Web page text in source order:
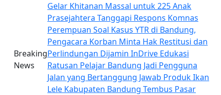
Breaking
News
Gelar Khitanan Massal untuk 225 Anak
Prasejahtera Tanggapi Respons Komnas
Perempuan Soal Kasus YTR di Bandung,
Pengacara Korban Minta Hak Restitusi dan
Perlindungan Dijamin InDrive Edukasi
Ratusan Pelajar Bandung Jadi Pengguna
Jalan yang Bertanggung Jawab Produk Ikan
Lele Kabupaten Bandung Tembus Pasar